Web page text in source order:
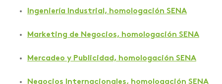
Ingeniería Industrial, homologación SENA
Marketing de Negocios, homologación SENA
Mercadeo y Publicidad, homologación SENA
Negocios Internacionales, homologación SENA